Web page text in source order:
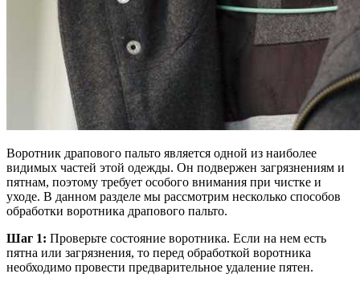
Воротник драпового пальто является одной из наиболее
видимых частей этой одежды. Он подвержен загрязнениям и
пятнам, поэтому требует особого внимания при чистке и
уходе. В данном разделе мы рассмотрим несколько способов
обработки воротника драпового пальто.
Шаг 1: Проверьте состояние воротника. Если на нем есть
пятна или загрязнения, то перед обработкой воротника
необходимо провести предварительное удаление пятен.